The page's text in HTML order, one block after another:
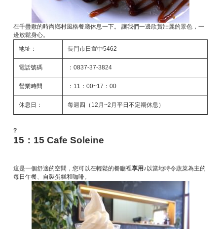
在千疊敷的時尚鄉村風格餐廳休息一下。 讓我們一邊欣賞壯麗的景色，一
邊放鬆身心。
地址：
長門市日置中5462
電話號碼 ：0837-37-3824
營業時間 ：11：00~17：00
休息日： 每週四（12月~2月平日不定期休息）
?
15：15 Cafe Soleine
這是一個舒適的空間，您可以在輕鬆的餐廳裡享用♪ 以當地時令蔬菜為主的
每日午餐、自製蛋糕和咖啡。